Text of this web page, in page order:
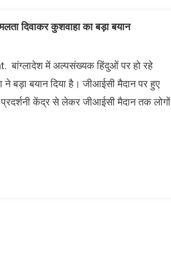
दिवाकर कुशवाहा का बड़ा बयान
में अल्पसंख्यक हिंदुओं पर हो रहे
बड़ा बयान दिया है। जीआईसी मैदान पर हुए
केंद्र से लेकर जीआईसी मैदान तक लोगों